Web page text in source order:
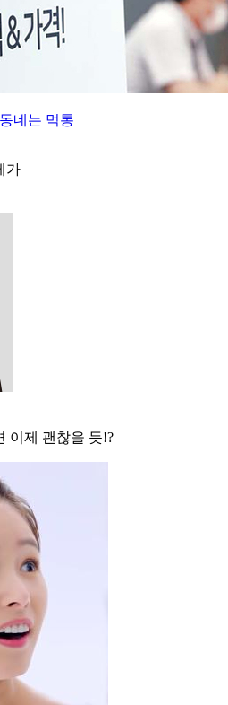
네는 먹통
가
이제 괜찮을 듯!?